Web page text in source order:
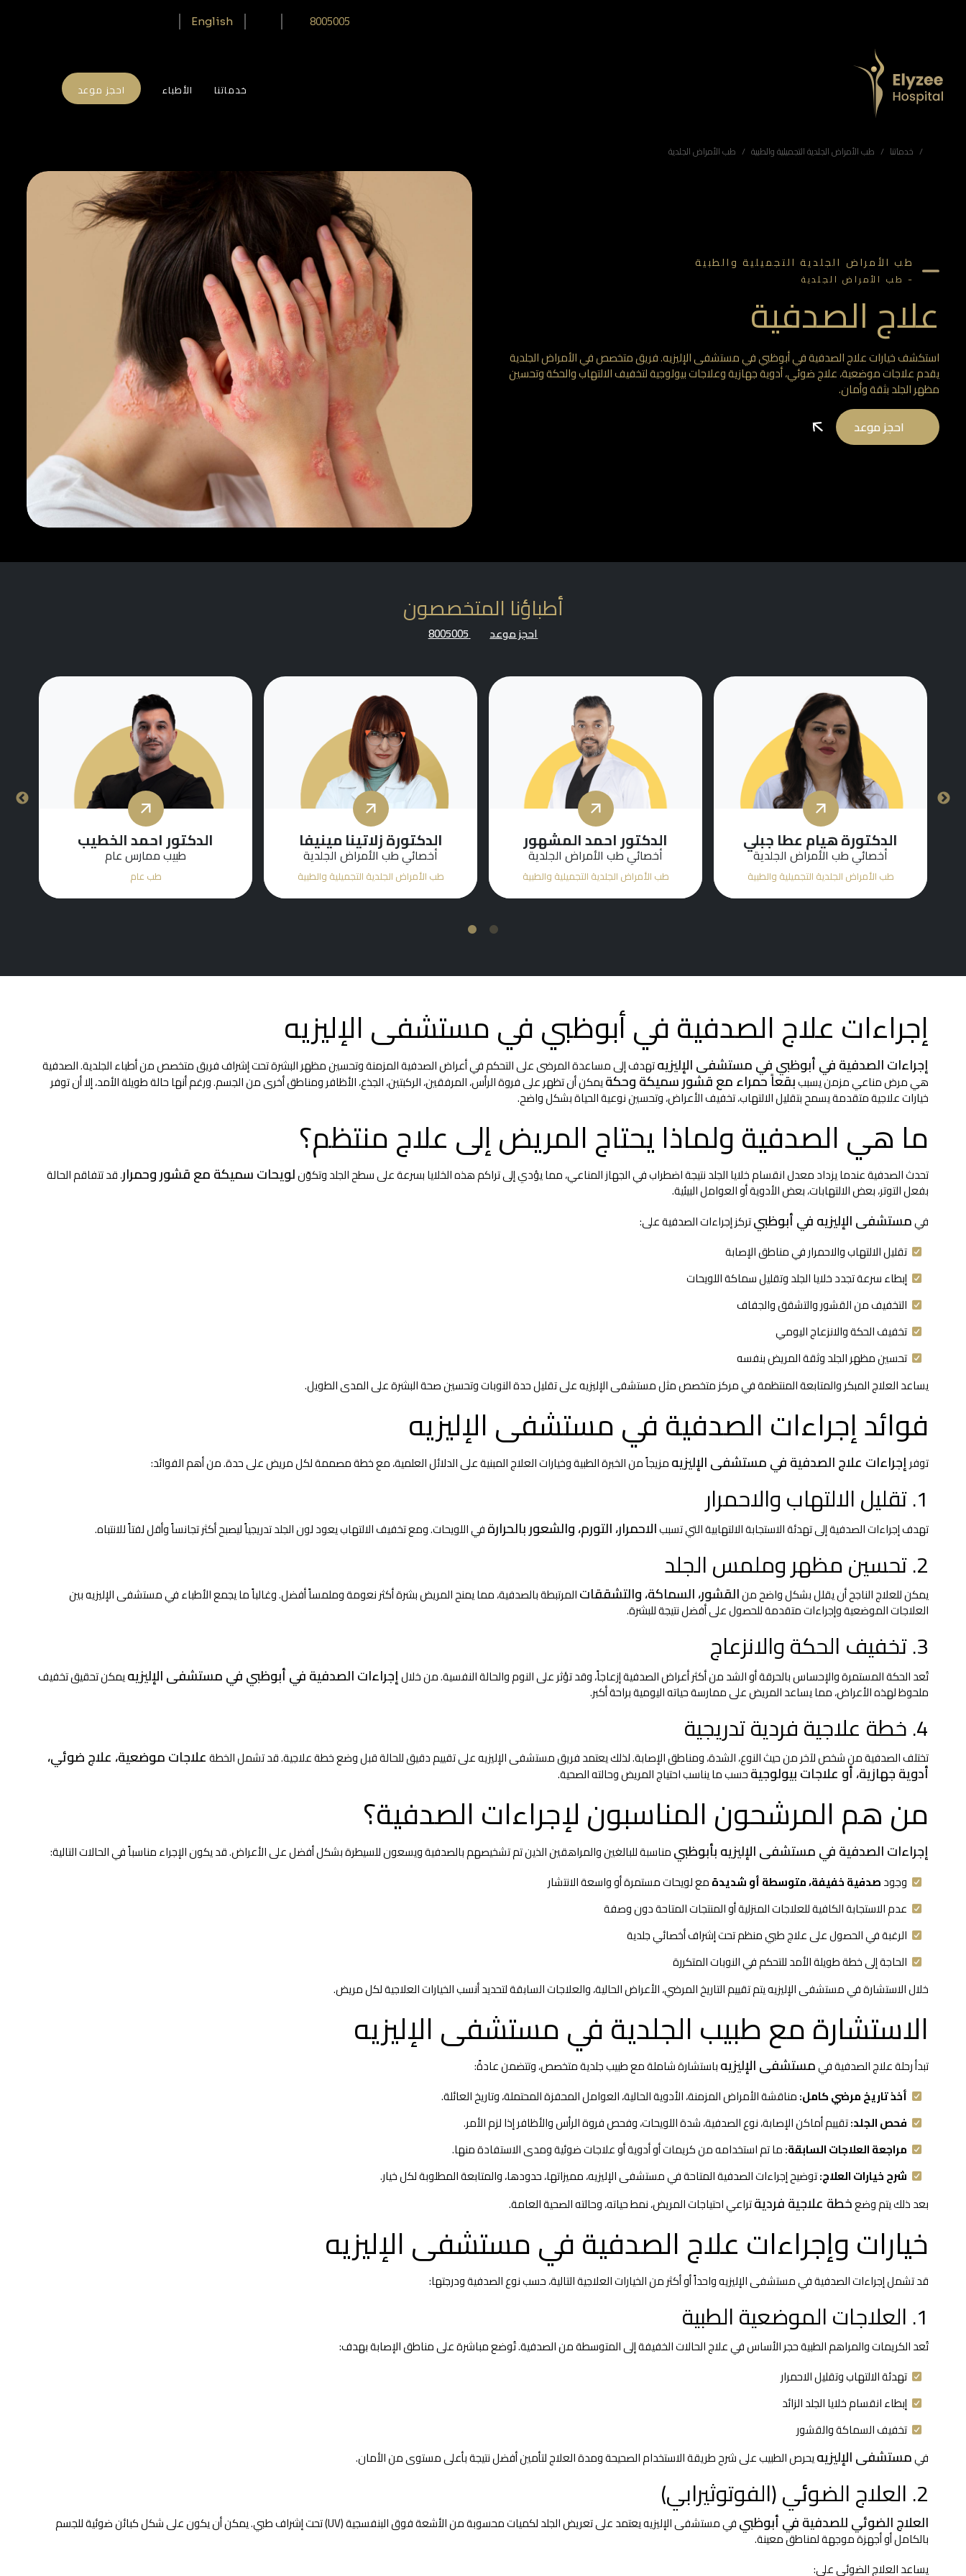
8005005‎
English
خدماتنا الأطباء احجز موعد
خدماتنا طب الأمراض الجلدية التجميلية والطبية طب الأمراض الجلدية
طب الأمراض الجلدية التجميلية والطبية
- طب الأمراض الجلدية
علاج الصدفية
استكشف خيارات علاج الصدفية في أبوظبي في مستشفى الإليزيه. فريق متخصص في الأمراض الجلدية
يقدم علاجات موضعية، علاج ضوئي، أدوية جهازية وعلاجات بيولوجية لتخفيف الالتهاب والحكة وتحسين
مظهر الجلد بثقة وأمان.
احجز موعد
أطباؤنا المتخصصون
احجز موعد 8005005
الدكتورة هيام عطا جبلي
أخصائي طب الأمراض الجلدية
طب الأمراض الجلدية التجميلية والطبية
الدكتور احمد المشهور
أخصائي طب الأمراض الجلدية
طب الأمراض الجلدية التجميلية والطبية
الدكتورة زلاتينا مينيفا
أخصائي طب الأمراض الجلدية
طب الأمراض الجلدية التجميلية والطبية
الدكتور احمد الخطيب
طبيب ممارس عام
طب عام
1
2
إجراءات علاج الصدفية في أبوظبي في مستشفى الإليزيه
إجراءات الصدفية في أبوظبي في مستشفى الإليزيهتهدف إلى مساعدة المرضى على التحكم في أعراض الصدفية المزمنة وتحسين مظهر البشرة تحت إشراف فريق متخصص من أطباء الجلدية. الصدفية
هي مرض مناعي مزمن يسبببقعاً حمراء مع قشور سميكة وحكةيمكن أن تظهر على فروة الرأس، المرفقين، الركبتين، الجذع، الأظافر ومناطق أخرى من الجسم. ورغم أنها حالة طويلة الأمد، إلا أن توفر
خيارات علاجية متقدمة يسمح بتقليل الالتهاب، تخفيف الأعراض، وتحسين نوعية الحياة بشكل واضح.
ما هي الصدفية ولماذا يحتاج المريض إلى علاج منتظم؟
تحدث الصدفية عندما يزداد معدل انقسام خلايا الجلد نتيجة اضطراب في الجهاز المناعي، مما يؤدي إلى تراكم هذه الخلايا بسرعة على سطح الجلد وتكوّنلويحات سميكة مع قشور وحمرار. قد تتفاقم الحالة
بفعل التوتر، بعض الالتهابات، بعض الأدوية أو العوامل البيئية.
فيمستشفى الإليزيه في أبوظبيتركز إجراءات الصدفية على:
تقليل الالتهاب والاحمرار في مناطق الإصابة
إبطاء سرعة تجدد خلايا الجلد وتقليل سماكة اللويحات
التخفيف من القشور والتشقق والجفاف
تخفيف الحكة والانزعاج اليومي
تحسين مظهر الجلد وثقة المريض بنفسه
يساعد العلاج المبكر والمتابعة المنتظمة في مركز متخصص مثل مستشفى الإليزيه على تقليل حدة النوبات وتحسين صحة البشرة على المدى الطويل.
فوائد إجراءات الصدفية في مستشفى الإليزيه
توفرإجراءات علاج الصدفية في مستشفى الإليزيهمزيجاً من الخبرة الطبية وخيارات العلاج المبنية على الدلائل العلمية، مع خطة مصممة لكل مريض على حدة. من أهم الفوائد:
1. تقليل الالتهاب والاحمرار
تهدف إجراءات الصدفية إلى تهدئة الاستجابة الالتهابية التي تسببالاحمرار، التورم، والشعور بالحرارةفي اللويحات. ومع تخفيف الالتهاب يعود لون الجلد تدريجياً ليصبح أكثر تجانساً وأقل لفتاً للانتباه.
2. تحسين مظهر وملمس الجلد
يمكن للعلاج الناجح أن يقلل بشكل واضح منالقشور، السماكة، والتشققاتالمرتبطة بالصدفية، مما يمنح المريض بشرة أكثر نعومة وملمساً أفضل. وغالباً ما يجمع الأطباء في مستشفى الإليزيه بين
العلاجات الموضعية وإجراءات متقدمة للحصول على أفضل نتيجة للبشرة.
3. تخفيف الحكة والانزعاج
تُعد الحكة المستمرة والإحساس بالحرقة أو الشد من أكثر أعراض الصدفية إزعاجاً، وقد تؤثر على النوم والحالة النفسية. من خلالإجراءات الصدفية في أبوظبي في مستشفى الإليزيهيمكن تحقيق تخفيف
ملحوظ لهذه الأعراض، مما يساعد المريض على ممارسة حياته اليومية براحة أكبر.
4. خطة علاجية فردية تدريجية
تختلف الصدفية من شخص لآخر من حيث النوع، الشدة، ومناطق الإصابة. لذلك يعتمد فريق مستشفى الإليزيه على تقييم دقيق للحالة قبل وضع خطة علاجية. قد تشمل الخطةعلاجات موضعية، علاج ضوئي،
أدوية جهازية، أو علاجات بيولوجيةحسب ما يناسب احتياج المريض وحالته الصحية.
من هم المرشحون المناسبون لإجراءات الصدفية؟
إجراءات الصدفية في مستشفى الإليزيه بأبوظبيمناسبة للبالغين والمراهقين الذين تم تشخيصهم بالصدفية ويسعون للسيطرة بشكل أفضل على الأعراض. قد يكون الإجراء مناسباً في الحالات التالية:
وجودصدفية خفيفة، متوسطة أو شديدةمع لويحات مستمرة أو واسعة الانتشار
عدم الاستجابة الكافية للعلاجات المنزلية أو المنتجات المتاحة دون وصفة
الرغبة في الحصول على علاج طبي منظم تحت إشراف أخصائي جلدية
الحاجة إلى خطة طويلة الأمد للتحكم في النوبات المتكررة
خلال الاستشارة في مستشفى الإليزيه يتم تقييم التاريخ المرضي، الأعراض الحالية، والعلاجات السابقة لتحديد أنسب الخيارات العلاجية لكل مريض.
الاستشارة مع طبيب الجلدية في مستشفى الإليزيه
تبدأ رحلة علاج الصدفية فيمستشفى الإليزيهباستشارة شاملة مع طبيب جلدية متخصص، وتتضمن عادةً:
أخذ تاريخ مرضي كامل:مناقشة الأمراض المزمنة، الأدوية الحالية، العوامل المحفزة المحتملة، وتاريخ العائلة.
فحص الجلد:تقييم أماكن الإصابة، نوع الصدفية، شدة اللويحات، وفحص فروة الرأس والأظافر إذا لزم الأمر.
مراجعة العلاجات السابقة:ما تم استخدامه من كريمات أو أدوية أو علاجات ضوئية ومدى الاستفادة منها.
شرح خيارات العلاج:توضيح إجراءات الصدفية المتاحة في مستشفى الإليزيه، مميزاتها، حدودها، والمتابعة المطلوبة لكل خيار.
بعد ذلك يتم وضعخطة علاجية فرديةتراعي احتياجات المريض، نمط حياته، وحالته الصحية العامة.
خيارات وإجراءات علاج الصدفية في مستشفى الإليزيه
قد تشمل إجراءات الصدفية في مستشفى الإليزيه واحداً أو أكثر من الخيارات العلاجية التالية، حسب نوع الصدفية ودرجتها:
1. العلاجات الموضعية الطبية
تُعد الكريمات والمراهم الطبية حجر الأساس في علاج الحالات الخفيفة إلى المتوسطة من الصدفية. تُوضع مباشرة على مناطق الإصابة بهدف:
تهدئة الالتهاب وتقليل الاحمرار
إبطاء انقسام خلايا الجلد الزائد
تخفيف السماكة والقشور
فيمستشفى الإليزيهيحرص الطبيب على شرح طريقة الاستخدام الصحيحة ومدة العلاج لتأمين أفضل نتيجة بأعلى مستوى من الأمان.
2. العلاج الضوئي (الفوتوثيرابي)
العلاج الضوئي للصدفية في أبوظبي في مستشفى الإليزيه يعتمد على تعريض الجلد لكميات محسوبة من الأشعة فوق البنفسجية (UV) تحت إشراف طبي. يمكن أن يكون على شكل كبائن ضوئية للجسم
بالكامل أو أجهزة موجهة لمناطق معينة.
يساعد العلاج الضوئي على: